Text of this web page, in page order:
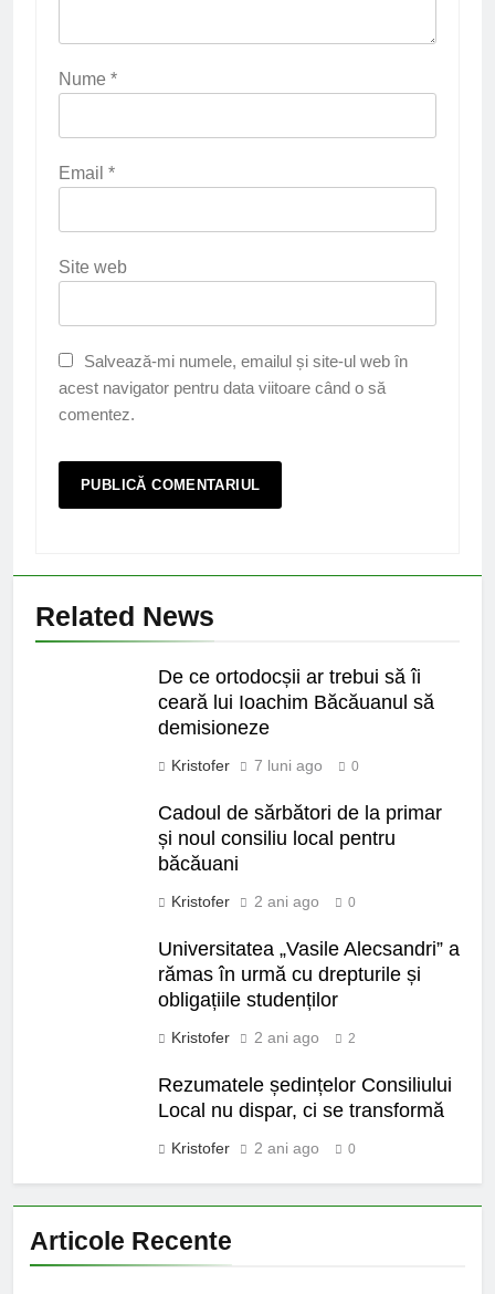
Nume *
Email *
Site web
Salvează-mi numele, emailul și site-ul web în
acest navigator pentru data viitoare când o să
comentez.
Related News
De ce ortodocșii ar trebui să îi
ceară lui Ioachim Băcăuanul să
demisioneze
Kristofer 7 luni ago 0
Cadoul de sărbători de la primar
și noul consiliu local pentru
băcăuani
Kristofer 2 ani ago 0
Universitatea „Vasile Alecsandri” a
rămas în urmă cu drepturile și
obligațiile studenților
Kristofer 2 ani ago 2
Rezumatele ședințelor Consiliului
Local nu dispar, ci se transformă
Kristofer 2 ani ago 0
Articole Recente